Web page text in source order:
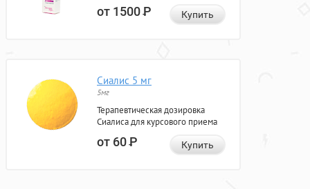
от 1500Р Купить
Сиалис 5 мг
5мг
Терапевтическая дозировка
Сиалиса для курсового приема
от 60Р Купить